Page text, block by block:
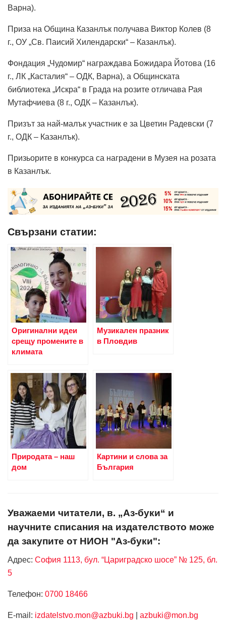
Варна).
Приза на Община Казанлък получава Виктор Колев (8
г., ОУ „Св. Паисий Хилендарски“ – Казанлък).
Фондация „Чудомир“ награждава Божидара Йотова (16
г., ЛК „Касталия“ – ОДК, Варна), а Общинската
библиотека „Искра“ в Града на розите отличава Рая
Мутафчиева (8 г., ОДК – Казанлък).
Призът за най-малък участник е за Цветин Радевски (7
г., ОДК – Казанлък).
Призьорите в конкурса са наградени в Музея на розата
в Казанлък.
Свързани статии:
Оригинални идеи
срещу промените в
климата
Музикален празник
в Пловдив
Природата – наш
дом
Картини и слова за
България
Уважаеми читатели, в. „Аз-буки“ и
научните списания на издателството може
да закупите от НИОН "Аз-буки":
Адрес: София 1113, бул. “Цариградско шосе” № 125, бл.
5
Телефон: 0700 18466
Е-mail: izdatelstvo.mon@azbuki.bg azbuki@mon.bg